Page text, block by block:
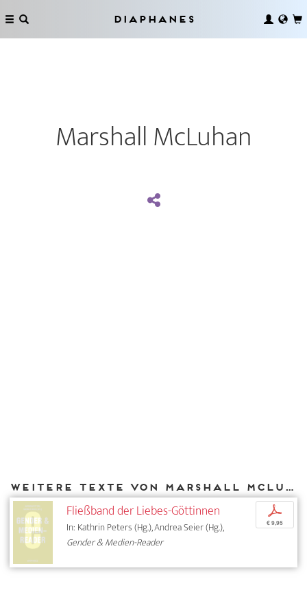
Diaphanes
Marshall McLuhan
Weitere Texte von Marshall McLuhan bei DIAPHANES
Fließband der Liebes-Göttinnen
In: Kathrin Peters (Hg.), Andrea Seier (Hg.),
Gender & Medien-Reader
p
€ 9,95